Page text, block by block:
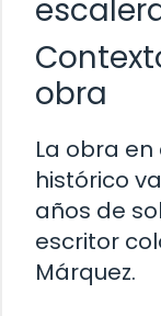
obra
La obra
histórico
años de
escritor
Márquez.